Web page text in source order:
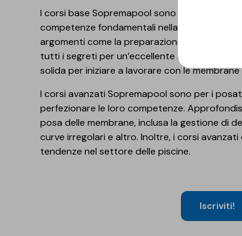
I corsi base Sopremapool sono ideali per i
competenze fondamentali nella posa delle
argomenti come la preparazione del
tutti i segreti per un’eccellente saldatura a
solida per iniziare a lavorare con le
I corsi avanzati Sopremapool sono per i
perfezionare le loro competenze.
posa delle membrane, inclusa la gestione di
curve irregolari e altro. Inoltre, i corsi
tendenze nel settore delle piscine.
Iscriviti!